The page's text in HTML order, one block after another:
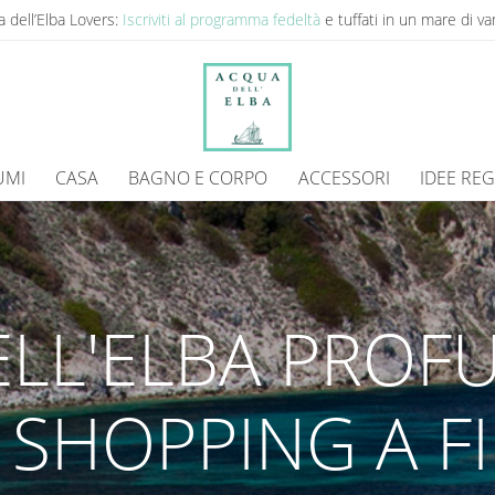
dell’Elba Lovers: Iscriviti al programma fedeltàe tuffati in un mare di
CASA BAGNO E CORPO ACCESSORI IDEE
A